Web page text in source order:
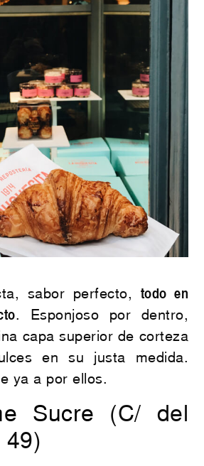
sabor perfecto, todo en
. Esponjoso por dentro,
capa superior de corteza
en su justa medida.
ya a por ellos.
Sucre (C/ del
49)